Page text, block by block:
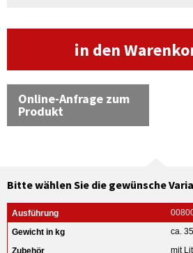
in den
Online-Anfrage zum
Produkt
Bitte wählen Sie die gewünsche
ca. 35
mit